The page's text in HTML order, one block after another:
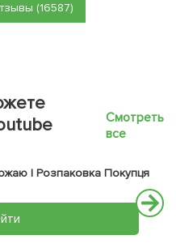
(16587)
Смотреть
все
| Розпаковка Покупця